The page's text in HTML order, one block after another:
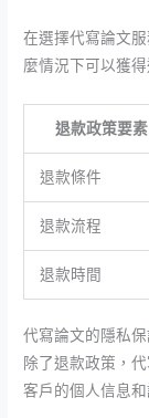
在選擇代寫論文
麼情況下可以獲
退款政策要素
退款條件
退款流程
退款時間
代寫論文的隱私
除了退款政策，
客戶的個人信息